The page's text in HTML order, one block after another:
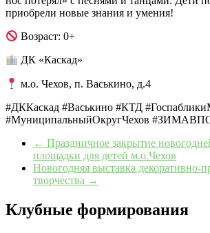
приобрели новые знания и умения!
Возраст: 0+
ДК «Каскад»
м.о. Чехов, п. Васькино, д.4
#ДККаскад #Васькино #КТД
#МуниципальныйОкругЧехов
← Праздничное закрытие
площадки для детей м.о.Чехов
Новогодняя выставка декоративно-
творчества →
Клубные формирования